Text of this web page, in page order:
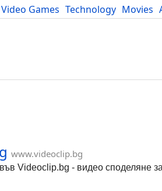
Video Games Technology Movies
www.videoclip.bg
Videoclip.bg - видео споделяне за